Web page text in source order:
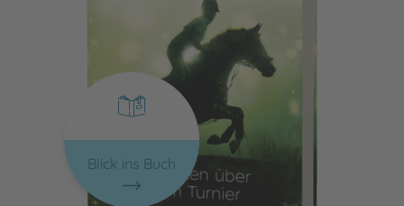
Blick ins Buch